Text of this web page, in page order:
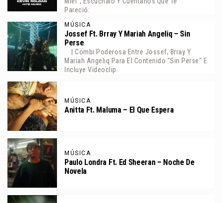
Pareció:
MÚSICA
Jossef Ft. Brray Y Mariah Angeliq – Sin
Perse
| Combi Poderosa Entre Jossef, Brray Y
Mariah Angeliq Para El Contenido "Sin Perse" E
Incluye Videoclip.
MÚSICA
Anitta Ft. Maluma – El Que Espera
MÚSICA
Paulo Londra Ft. Ed Sheeran – Noche De
Novela